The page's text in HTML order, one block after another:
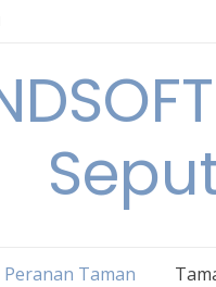
Peranan Taman